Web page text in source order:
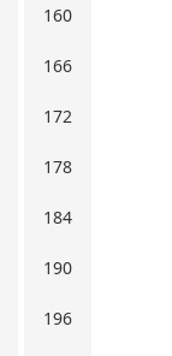
160
166
172
178
184
190
196